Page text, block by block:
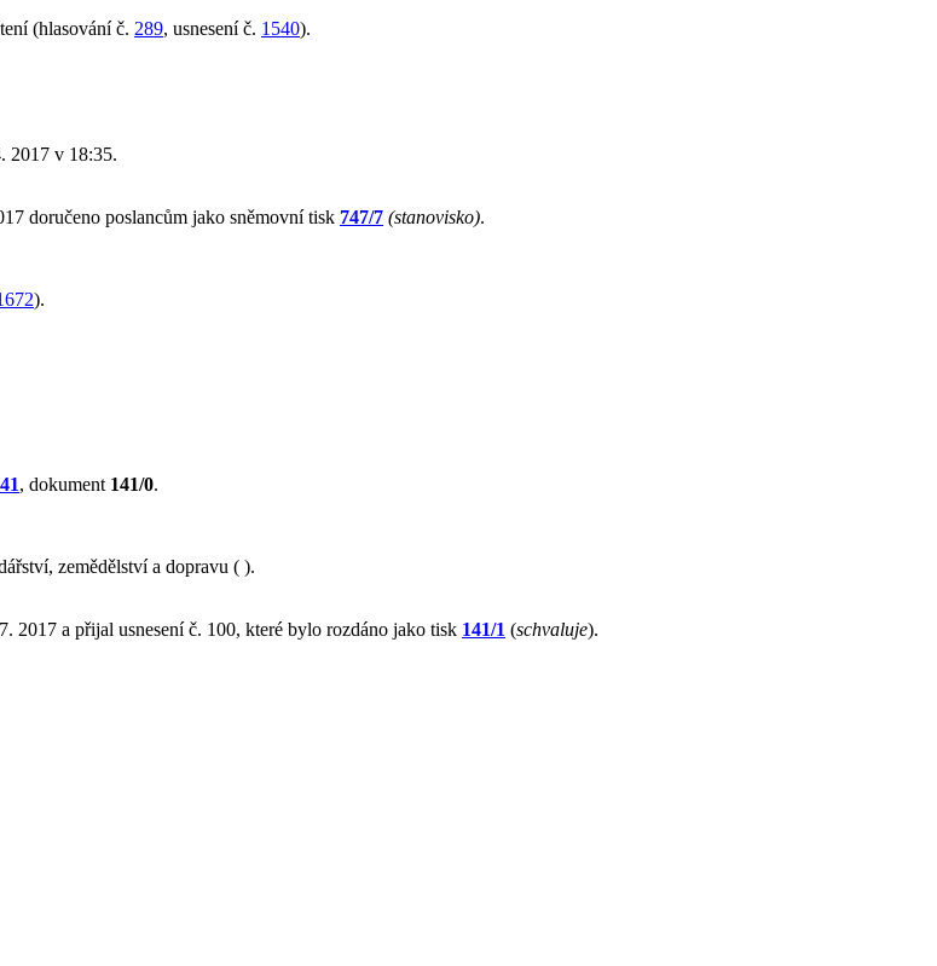
(hlasování č. 289, usnesení č. 1540).
2017 v 18:35.
doručeno poslancům jako sněmovní tisk 747/7 (stanovisko).
).
, dokument 141/0.
zemědělství a dopravu ( ).
2017 a přijal usnesení č. 100, které bylo rozdáno jako tisk 141/1 (schvaluje).